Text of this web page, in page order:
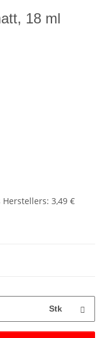
18 ml
:3,49 €
Stk